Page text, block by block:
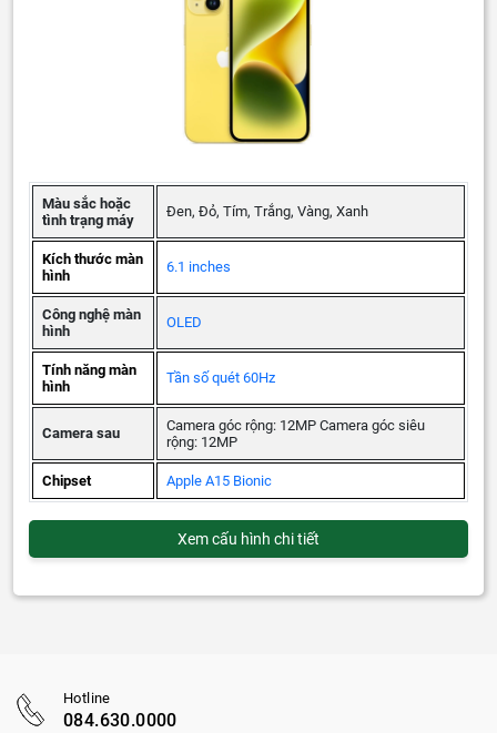
Màu sắc hoặc
tình trạng máy
Đen, Đỏ, Tím, Trắng, Vàng, Xanh
Kích thước màn
hình
6.1 inches
Công nghệ màn
hình
OLED
Tính năng màn
hình
Tần số quét 60Hz
Camera sau
Camera góc rộng: 12MP Camera góc siêu
rộng: 12MP
Chipset Apple A15 Bionic
Xem cấu hình chi tiết
Hotline
084.630.0000